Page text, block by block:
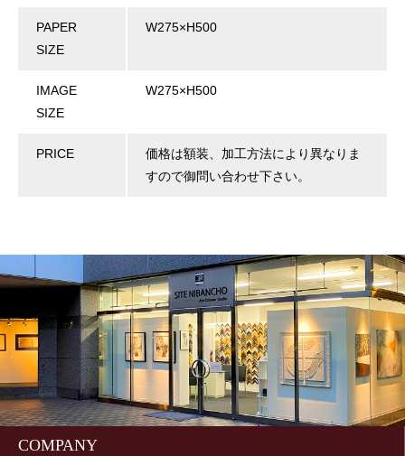
PAPER
SIZE
W275×H500
IMAGE
SIZE
W275×H500
PRICE
価格は額装、加工方法により異なりま
すので御問い合わせ下さい。
COMPANY